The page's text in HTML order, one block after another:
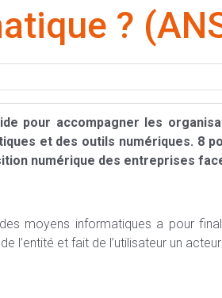
?
pour accompagner les
et des outils numériques. 8
numérique des entreprises
moyens informatiques a pour
l’entité et fait de l’utilisateur un